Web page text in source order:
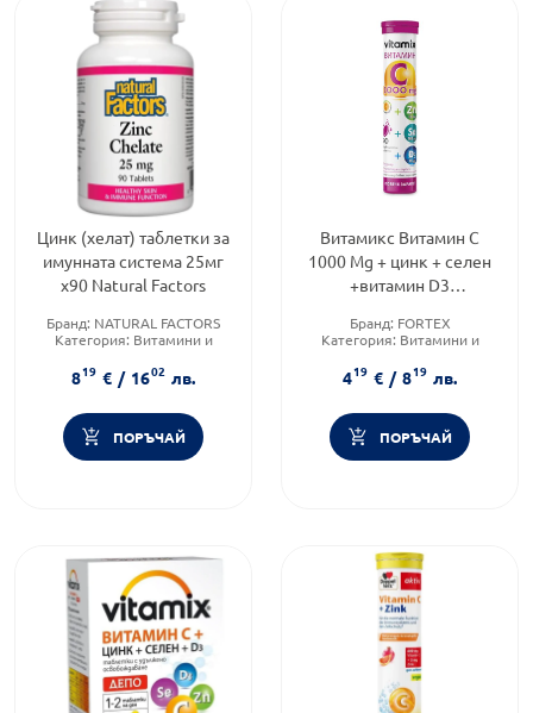
Цинк (хелат) таблетки за
имунната система 25мг
х90 Natural Factors
Бранд: NATURAL FACTORS
Категория: Витамини и
Форма на продукта: таблетки
819 € / 1602 лв.
ПОРЪЧАЙ
Витамикс Витамин С
1000 Mg + цинк + селен
+витамин D3
х20
Бранд: FORTEX
Категория: Витамини и
Форма на продукта:
ефервесцентни таблетки
419 € / 819 лв.
ПОРЪЧАЙ